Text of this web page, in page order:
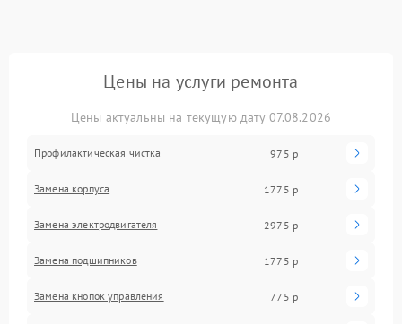
Цены на услуги ремонта
Цены актуальны на текущую дату 07.08.2026
Профилактическая чистка 975 р
Замена корпуса 1775 р
Замена электродвигателя 2975 р
Замена подшипников 1775 р
Замена кнопок управления 775 р